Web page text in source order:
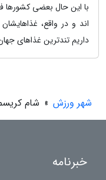
با این حال بعضی کشورها
اند و در واقع،
داریم تندترین غذاهای
شهر ورزش » شام
خبرنامه